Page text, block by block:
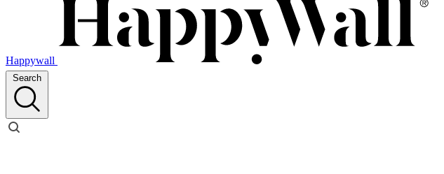
Happywall
Search